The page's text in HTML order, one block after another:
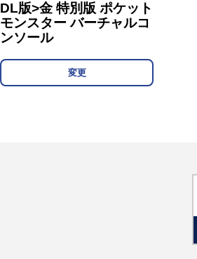
DL版>金 特別版 ポケット
モンスター バーチャルコ
ンソール
変更